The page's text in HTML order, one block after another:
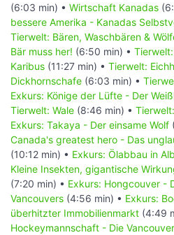
(6:03 min) • Wirtschaft Kanadas
bessere Amerika - Kanadas
Tierwelt: Bären, Waschbären &
Bär muss her! (6:50 min) •
Karibus (11:27 min) • Tierwelt:
Dickhornschafe (6:03 min) •
Exkurs: Könige der Lüfte - Der
Tierwelt: Wale (8:46 min) •
Exkurs: Takaya - Der einsame Wolf
Canada's greatest hero - Das
(10:12 min) • Exkurs: Ölabbau in
Kleine Insekten, gigantische
(7:20 min) • Exkurs: Hongcouver -
Vancouvers (4:56 min) • Exkurs:
überhitzter Immobilienmarkt (4:49
Hockeymannschaft - Die